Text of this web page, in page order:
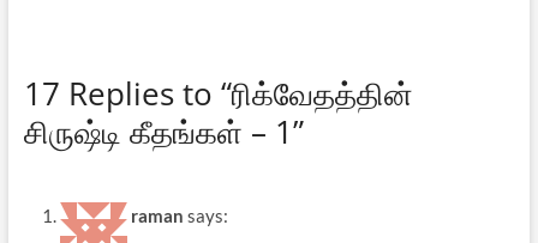
17 Replies to “ரிக்வேதத்தின்
சிருஷ்டி கீதங்கள் – 1”
raman says: